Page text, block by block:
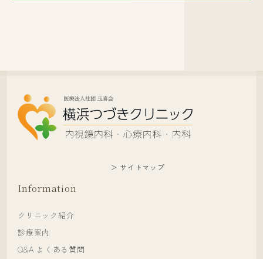
＞ サイトマップ
Information
クリニック紹介
診療案内
Q&A よくある質問